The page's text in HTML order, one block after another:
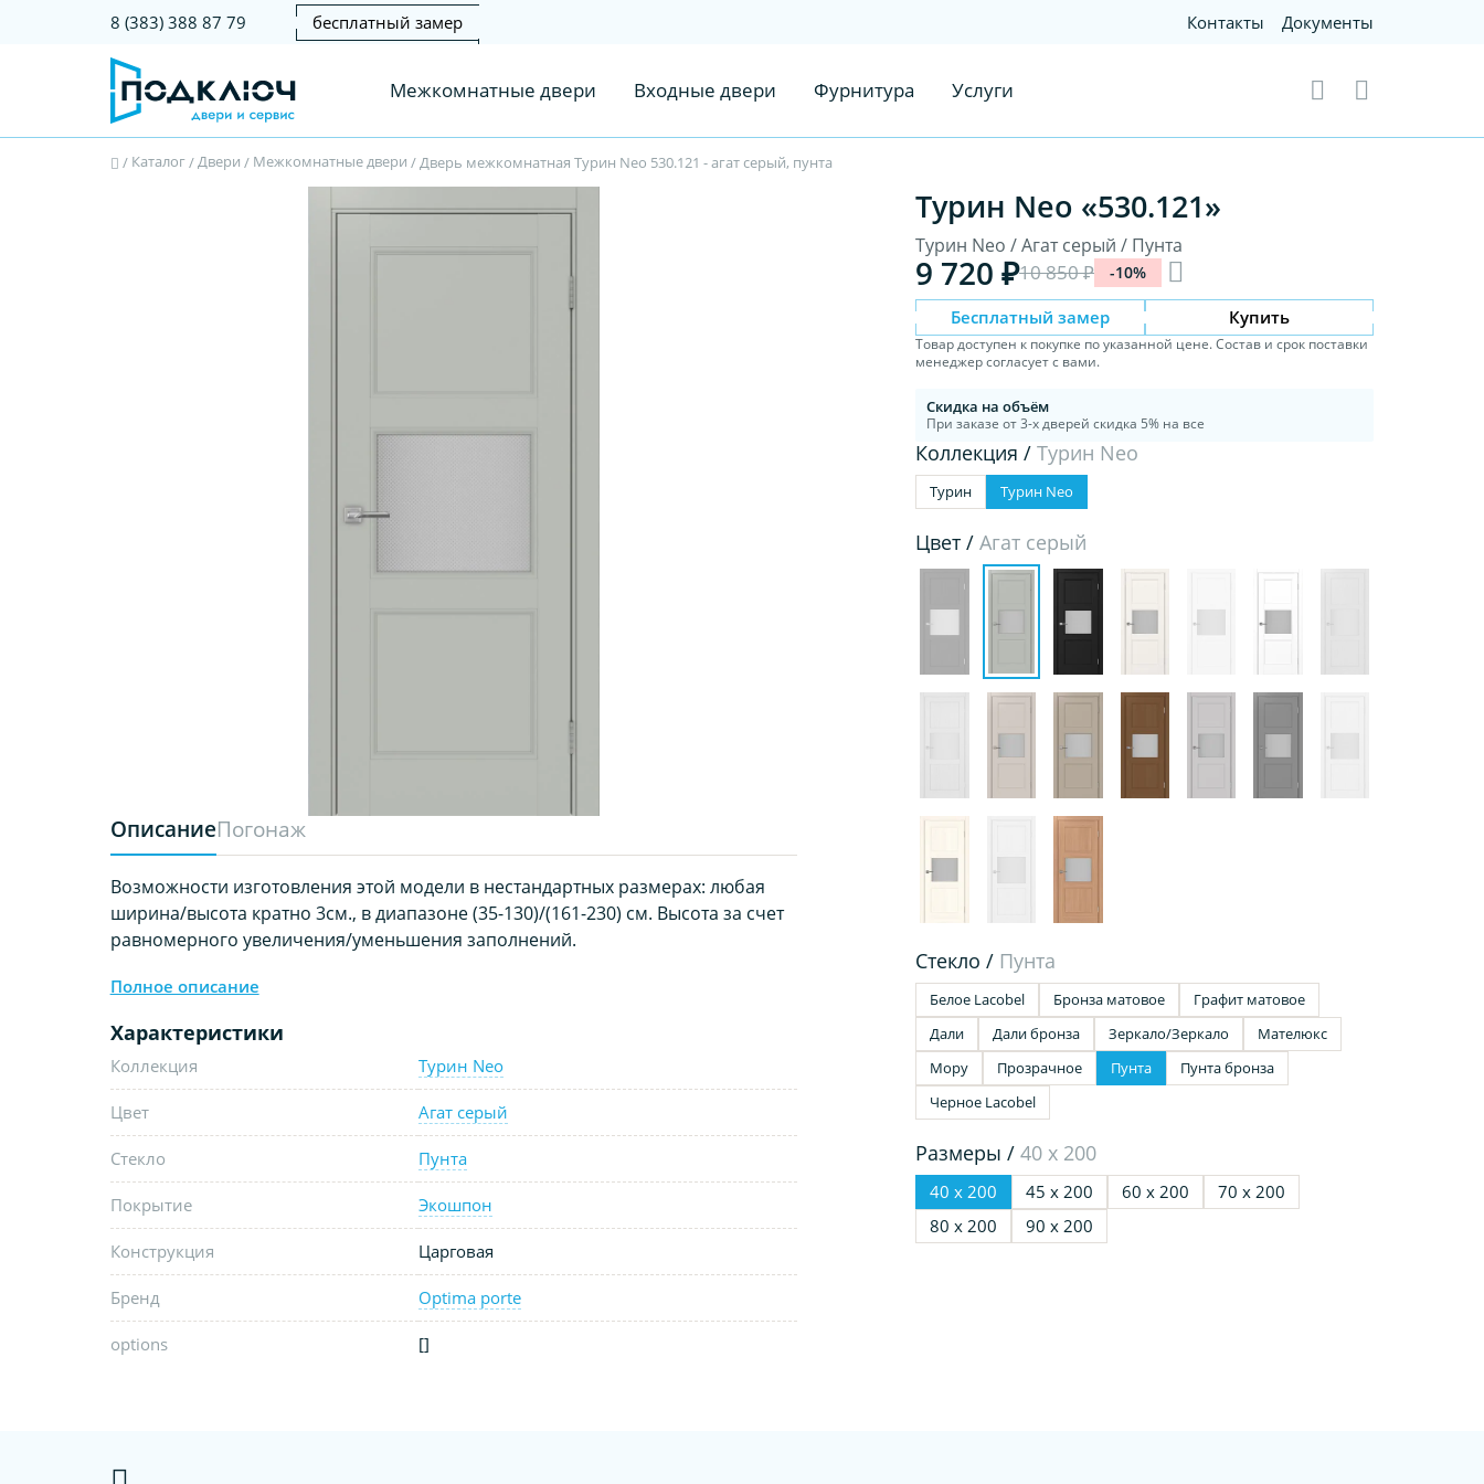
8 (383) 388 87 79 бесплатный замер Контакты Документы
Межкомнатные двери Входные двери Фурнитура Услуги
/ Каталог/Двери / Межкомнатные двери /Дверь межкомнатная Турин Neo 530.121 - агат серый, пунта
ОписаниеПогонаж
Возможности изготовления этой модели в нестандартных размерах: любая
ширина/высота кратно 3см., в диапазоне (35-130)/(161-230) см. Высота за счет
равномерного увеличения/уменьшения заполнений.
Полное описание
Характеристики
Коллекция Турин Neo
Цвет Агат серый
Стекло Пунта
Покрытие Экошпон
Конструкция Царговая
Бренд Optima porte
options []
Турин Neo «530.121»
Турин Neo / Агат серый / Пунта
9 720 ₽10 850 ₽ -10%
Бесплатный замер Купить
Товар доступен к покупке по указанной цене. Состав и срок поставки
менеджер согласует с вами.
Скидка на объём
При заказе от 3-х дверей скидка 5% на все
Коллекция /Турин Neo
Турин Турин Neo
Цвет /Агат серый
Стекло / Пунта
Белое Lacobel Бронза матовое
Графит матовое
Дали
Дали бронза Зеркало/Зеркало
Мателюкс
Мору
Прозрачное Пунта
Пунта бронза
Черное Lacobel
Размеры /40 х 200
40 х 200 45 х 200 60 х 200
70 х 200
80 х 200
90 х 200